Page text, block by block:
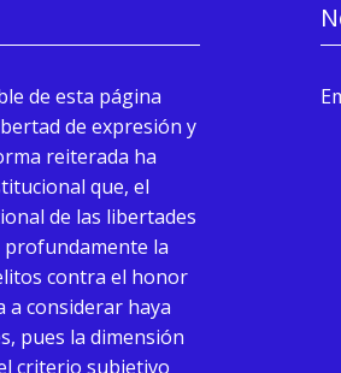
de esta página
de expresión y
reiterada ha
que, el
de las libertades
profundamente la
contra el honor
a considerar haya
pues la dimensión
criterio subjetivo